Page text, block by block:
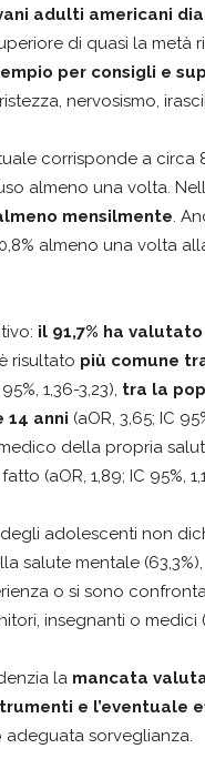
adulti americani
di quasi la metà
per consigli e
nervosismo,
corrisponde a circa
almeno una volta.
mensilmente.
almeno una volta
il 91,7% ha
risultato più comune
1,36-3,23), tra la
14 anni (aOR, 3,65; IC
della propria
(aOR, 1,89; IC 95%,
adolescenti non
salute mentale
o si sono
insegnanti o medici
la mancata
e l’eventuale
adeguata sorveglianza.